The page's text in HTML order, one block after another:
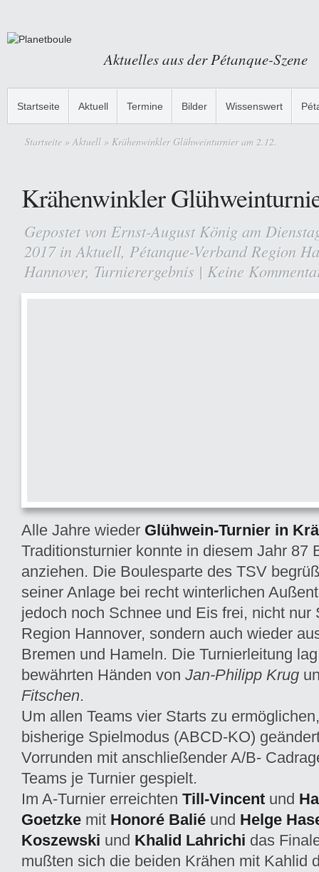
Aktuelles aus der Pétanque-Szene
Startseite Aktuell Termine Bilder Wissenswert
Startseite » Aktuell » Krähenwinkler Glühweinturnier am 2.12.
Krähenwinkler
Gepostet von Ernst-August König am
2017 inAktuell, Pétanque-Verband Region
Hannover, Turnierergebnis | Keine
Alle Jahre wieder Glühwein-Turnier in
Traditionsturnier konnte in diesem Jahr 87
anziehen. Die Boulesparte des TSV
seiner Anlage bei recht winterlichen
jedoch noch Schnee und Eis frei, nicht nur
Region Hannover, sondern auch wieder
Bremen und Hameln. Die Turnierleitung
bewährten Händen von Jan-Philipp Krug
Fitschen.
Um allen Teams vier Starts zu
bisherige Spielmodus (ABCD-KO)
Vorrunden mit anschließender A/B-
Teams je Turnier gespielt.
Im A-Turnier erreichten Till-Vincentund
Goetzke mit Honoré Balié und Helge
Koszewski und Khalid Lahrichi das
mußten sich die beiden Krähen mit Kahlid